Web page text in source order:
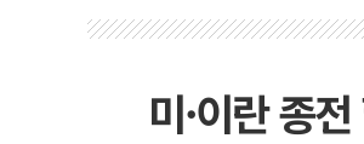
미·이란 종